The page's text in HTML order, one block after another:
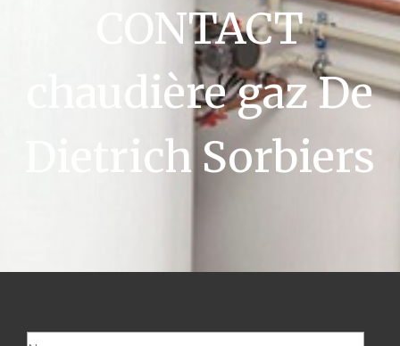
CONTACT
chaudière gaz De
Dietrich Sorbiers